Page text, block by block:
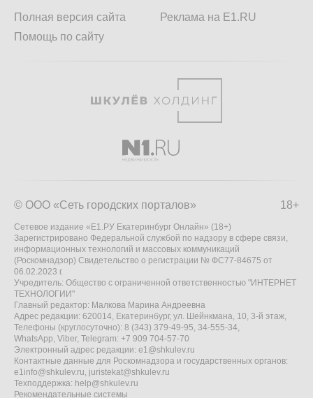
Полная версия сайта
Помощь по сайту
Реклама на E1.RU
18+
© ООО «Сеть городских порталов»
Сетевое издание «Е1.РУ Екатеринбург Онлайн» (18+)
Зарегистрировано Федеральной службой по надзору в сфере связи,
информационных технологий и массовых коммуникаций
(Роскомнадзор) Свидетельство о регистрации № ФС77-84675 от
06.02.2023 г.
Учредитель: Общество с ограниченной ответственностью "ИНТЕРНЕТ
ТЕХНОЛОГИИ"
Главный редактор: Малкова Марина Андреевна
Адрес редакции: 620014, Екатеринбург, ул. Шейнкмана, 10, 3-й этаж,
Телефоны (круглосуточно): 8 (343) 379-49-95, 34-555-34,
WhatsApp, Viber, Telegram: +7 909 704-57-70
Электронный адрес редакции: e1@shkulev.ru
Контактные данные для Роскомнадзора и государственных органов:
e1info@shkulev.ru, juristekat@shkulev.ru
Техподдержка: help@shkulev.ru
Рекомендательные системы